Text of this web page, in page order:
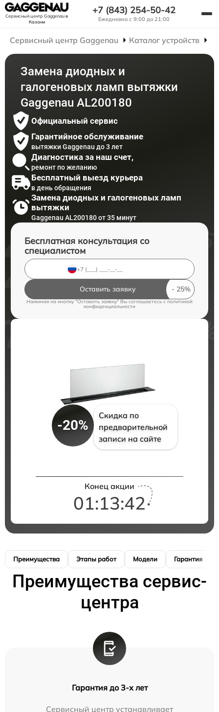
Сервисный центр Gaggenauв
Казани
+7 (843) 254-50-42
Ежедневно с 9:00 до 21:00
Сервисный центр Gaggenau Каталог устройств
Замена диодных и
галогеновых ламп вытяжки
Gaggenau AL200180
Официальный сервис
Гарантийное обслуживание
вытяжки Gaggenau до 3 лет
Диагностика за наш счет,
ремонт по желанию
Бесплатный выезд курьера
в день обращения
Замена диодных и галогеновых ламп
вытяжки
Gaggenau AL200180 от 35 минут
Бесплатная консультация со
специалистом
Оставить заявку
Нажимая на кнопку "Оставить заявку" Вы соглашаетесь c политикой
конфиденциальности
-20%
Скидка по
предварительной
записи на сайте
Конец акции
01:13:41
Преимущества Этапы работ Модели Гарантия
Преимущества сервис-
центра
Гарантия до 3-х лет
Сервисный центр устанавливает